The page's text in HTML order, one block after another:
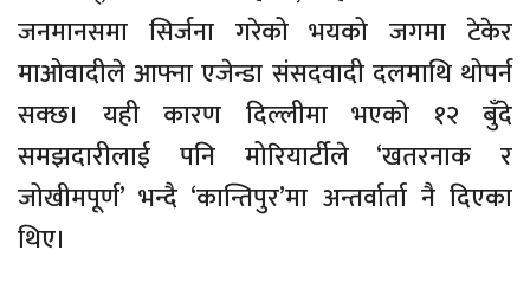
जनमानसमा सिर्जना गरेको भयको जगमा टेकेर
माओवादीले आफ्ना एजेन्डा संसदवादी दलमाथि थोपर्न
सक्छ। यही कारण दिल्लीमा भएको १२ बुँदे
समझदारीलाई पनि मोरियार्टीले ‘खतरनाक र
जोखीमपूर्ण’ भन्दै ‘कान्तिपुर’मा अन्तर्वार्ता नै दिएका
थिए।